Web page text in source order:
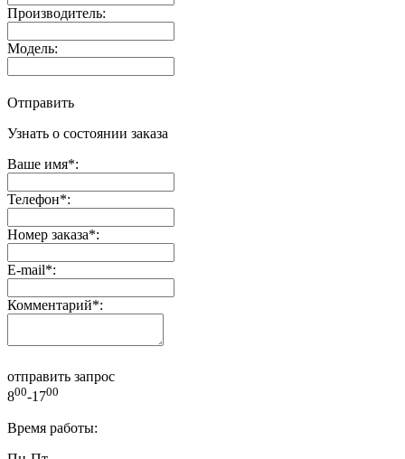
Производитель:
Модель:
Отправить
Узнать о состоянии заказа
Ваше имя*:
Телефон*:
Номер заказа*:
E-mail*:
Комментарий*:
отправить запрос
800-1700
Время работы: